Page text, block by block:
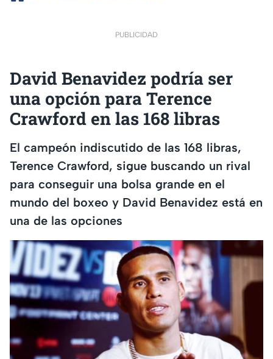
PUBLICIDAD
David Benavidez podría ser
una opción para Terence
Crawford en las 168 libras
El campeón indiscutido de las 168 libras,
Terence Crawford, sigue buscando un rival
para conseguir una bolsa grande en el
mundo del boxeo y David Benavidez está en
una de las opciones